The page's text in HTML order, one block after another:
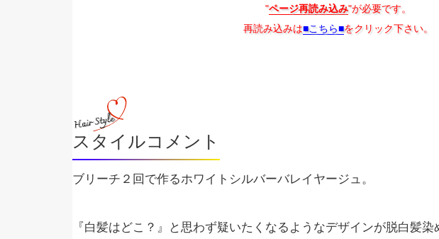
"ページ再読み込み"が必要です。
再読み込みは■こちら■をクリック下さい。
スタイルコメント
ブリーチ２回で作るホワイトシルバーバレイヤージュ。
『白髪はどこ？』と思わず疑いたくなるようなデザインが脱白髪